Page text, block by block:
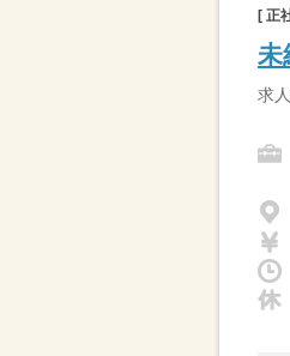
[ 正
求